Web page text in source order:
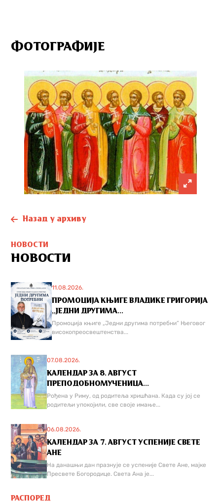
ФОТОГРАФИЈЕ
Назад у архиву
НОВОСТИ
НОВОСТИ
11.08.2026.
ПРОМОЦИЈА КЊИГЕ ВЛАДИКЕ ГРИГОРИЈА
,,ЈЕДНИ ДРУГИМА...
Промоција књиге „Једни другима потребни“ Његовог
високопреосвештенства...
07.08.2026.
КАЛЕНДАР ЗА 8. АВГУСТ
ПРЕПОДОБНОМУЧЕНИЦА...
Рођена у Риму, од родитеља хришћана. Када су јој се
родитељи упокојили, све своје имање...
06.08.2026.
КАЛЕНДАР ЗА 7. АВГУСТ УСПЕНИЈЕ СВЕТЕ
АНЕ
На данашњи дан празнује се успеније Свете Ане, мајке
Пресвете Богородице. Света Ана је...
РАСПОРЕД